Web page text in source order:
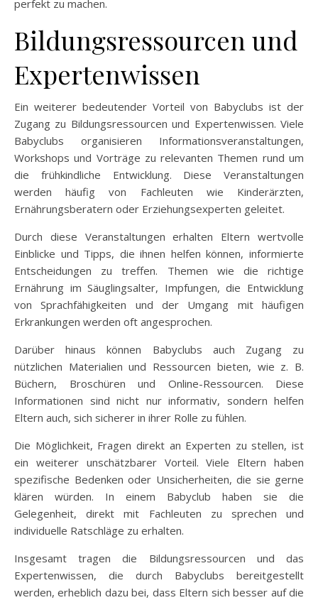
perfekt zu machen.
Bildungsressourcen und
Expertenwissen
Ein weiterer bedeutender Vorteil von Babyclubs ist der
Zugang zu Bildungsressourcen und Expertenwissen. Viele
Babyclubs organisieren Informationsveranstaltungen,
Workshops und Vorträge zu relevanten Themen rund um
die frühkindliche Entwicklung. Diese Veranstaltungen
werden häufig von Fachleuten wie Kinderärzten,
Ernährungsberatern oder Erziehungsexperten geleitet.
Durch diese Veranstaltungen erhalten Eltern wertvolle
Einblicke und Tipps, die ihnen helfen können, informierte
Entscheidungen zu treffen. Themen wie die richtige
Ernährung im Säuglingsalter, Impfungen, die Entwicklung
von Sprachfähigkeiten und der Umgang mit häufigen
Erkrankungen werden oft angesprochen.
Darüber hinaus können Babyclubs auch Zugang zu
nützlichen Materialien und Ressourcen bieten, wie z. B.
Büchern, Broschüren und Online-Ressourcen. Diese
Informationen sind nicht nur informativ, sondern helfen
Eltern auch, sich sicherer in ihrer Rolle zu fühlen.
Die Möglichkeit, Fragen direkt an Experten zu stellen, ist
ein weiterer unschätzbarer Vorteil. Viele Eltern haben
spezifische Bedenken oder Unsicherheiten, die sie gerne
klären würden. In einem Babyclub haben sie die
Gelegenheit, direkt mit Fachleuten zu sprechen und
individuelle Ratschläge zu erhalten.
Insgesamt tragen die Bildungsressourcen und das
Expertenwissen, die durch Babyclubs bereitgestellt
werden, erheblich dazu bei, dass Eltern sich besser auf die